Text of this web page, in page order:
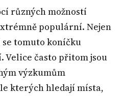
různých možností
populární. Nejen
tomuto koníčku
Velice často přitom jsou
výzkumům
kterých hledají místa,